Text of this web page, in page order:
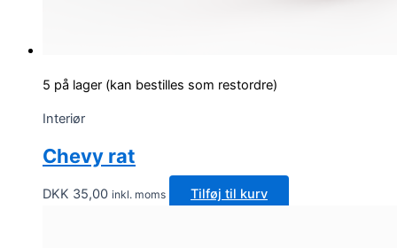
5 på lager (kan bestilles som restordre)
Interiør
Chevy rat
DKK 35,00 inkl. moms Tilføj til kurv